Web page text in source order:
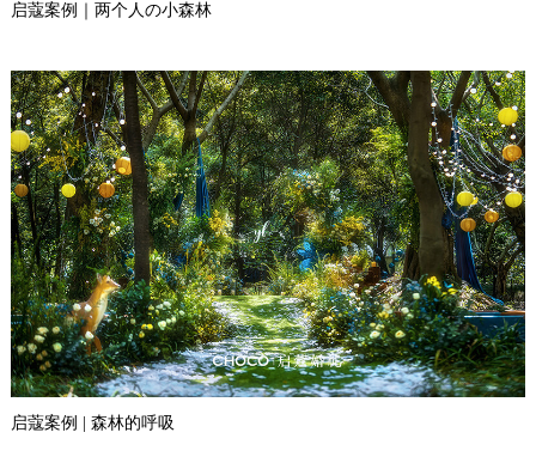
启蔻案例｜两个人の小森林
启蔻案例 | 森林的呼吸